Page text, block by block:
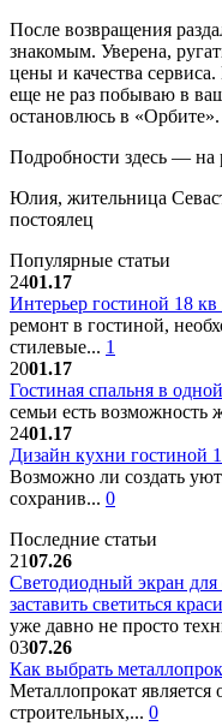
После возвращения
знакомым. Уверена,
цены и качества
еще не раз побываю в
остановлюсь в «Орбите».
Подробности здесь — на
Юлия, жительница
постоялец
Популярные статьи
2401.17
Интерьер гостиной 18
ремонт в гостиной,
стилевые... 1
2001.17
Гостиная спальня в
семьи есть возможность
2401.17
Дизайн кухни гостиной
Возможно ли создать
сохранив... 0
Последние статьи
2107.26
Светодиодный экран
заставить светиться
уже давно не просто
0307.26
Как выбрать
Металлопрокат
строительных,... 0